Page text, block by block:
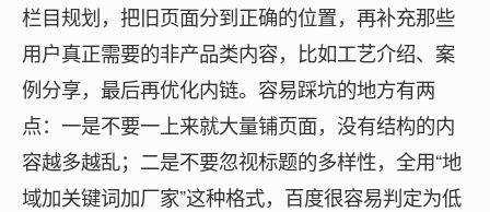
栏目规划，把旧页面分到正确的位置，再补充那些
用户真正需要的非产品类内容，比如工艺介绍、案
例分享，最后再优化内链。容易踩坑的地方有两
点：一是不要一上来就大量铺页面，没有结构的内
容越多越乱；二是不要忽视标题的多样性，全用“地
域加关键词加厂家”这种格式，百度很容易判定为低